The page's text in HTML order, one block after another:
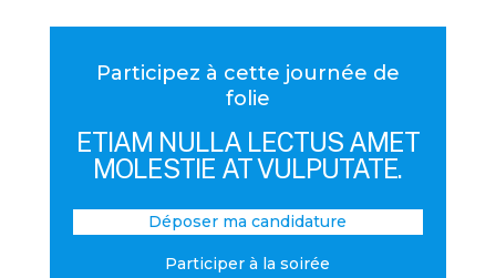
Participez à cette journée de
folie
ETIAM NULLA LECTUS AMET
MOLESTIE AT VULPUTATE.
Déposer ma candidature
Participer à la soirée